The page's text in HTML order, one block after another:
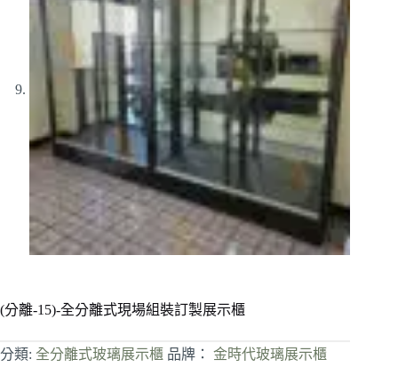
(分離-15)-全分離式現場組裝訂製展示櫃
分類: 全分離式玻璃展示櫃 品牌： 金時代玻璃展示櫃